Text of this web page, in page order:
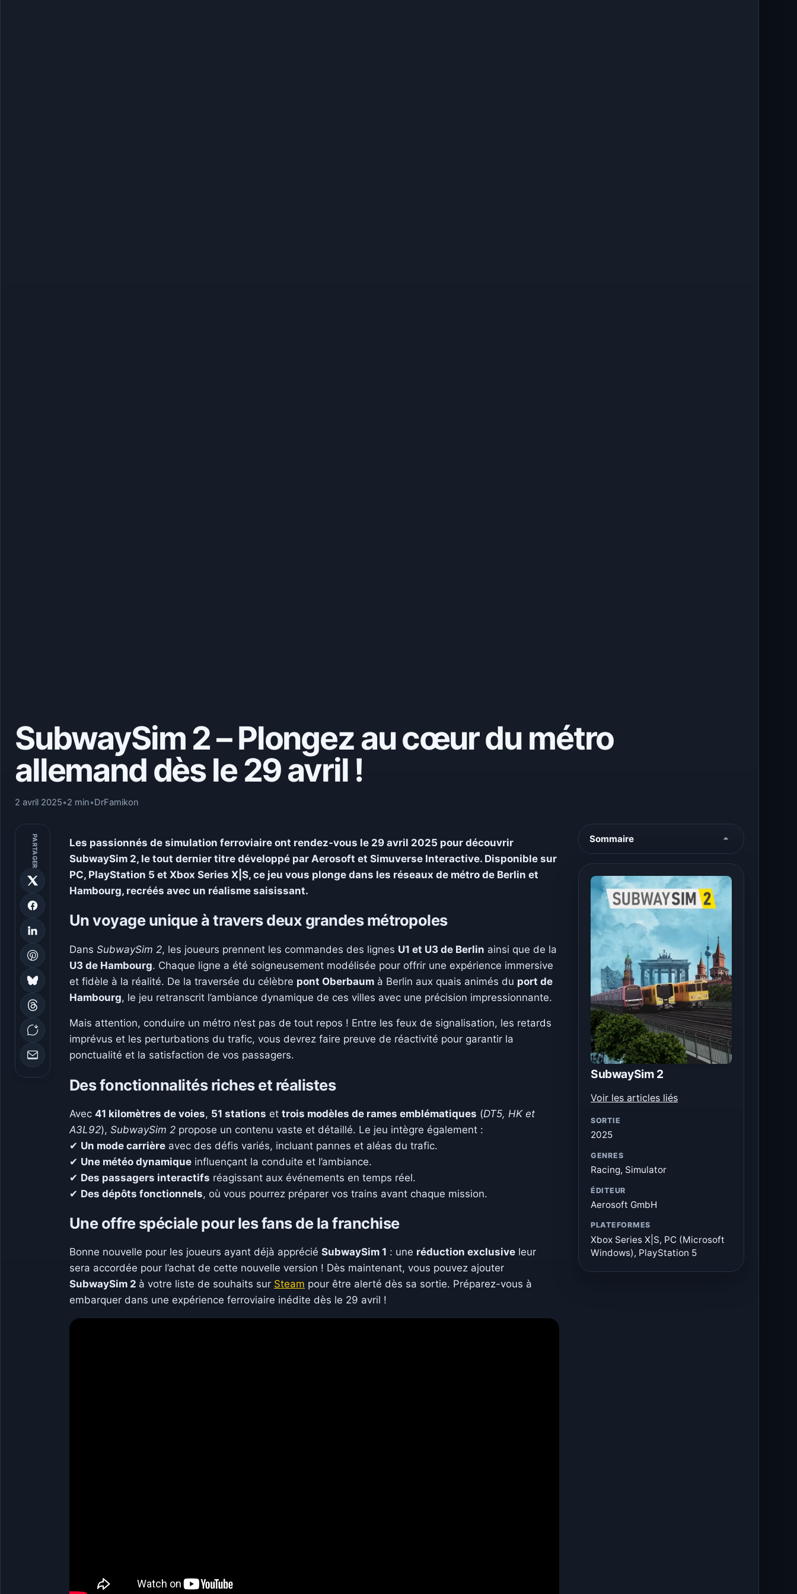
SubwaySim 2 – Plongez au cœur du métro
allemand dès le 29 avril !
2 avril 2025•2 min•DrFamikon
PARTAGER
Les passionnés de simulation ferroviaire ont rendez-vous le 29 avril 2025 pour découvrir
SubwaySim 2, le tout dernier titre développé par Aerosoft et Simuverse Interactive. Disponible sur
PC, PlayStation 5 et Xbox Series X|S, ce jeu vous plonge dans les réseaux de métro de Berlin et
Hambourg, recréés avec un réalisme saisissant.
Un voyage unique à travers deux grandes métropoles
Dans SubwaySim 2, les joueurs prennent les commandes des lignes U1 et U3 de Berlin ainsi que de la
U3 de Hambourg. Chaque ligne a été soigneusement modélisée pour offrir une expérience immersive
et fidèle à la réalité. De la traversée du célèbre pont Oberbaum à Berlin aux quais animés du port de
Hambourg, le jeu retranscrit l’ambiance dynamique de ces villes avec une précision impressionnante.
Mais attention, conduire un métro n’est pas de tout repos ! Entre les feux de signalisation, les retards
imprévus et les perturbations du trafic, vous devrez faire preuve de réactivité pour garantir la
ponctualité et la satisfaction de vos passagers.
Des fonctionnalités riches et réalistes
Avec 41 kilomètres de voies, 51 stations et trois modèles de rames emblématiques (DT5, HK et
A3L92), SubwaySim 2 propose un contenu vaste et détaillé. Le jeu intègre également :
✔ Un mode carrière avec des défis variés, incluant pannes et aléas du trafic.
✔ Une météo dynamique influençant la conduite et l’ambiance.
✔ Des passagers interactifs réagissant aux événements en temps réel.
✔ Des dépôts fonctionnels, où vous pourrez préparer vos trains avant chaque mission.
Une offre spéciale pour les fans de la franchise
Bonne nouvelle pour les joueurs ayant déjà apprécié SubwaySim 1 : une réduction exclusive leur
sera accordée pour l’achat de cette nouvelle version ! Dès maintenant, vous pouvez ajouter
SubwaySim 2 à votre liste de souhaits sur Steam pour être alerté dès sa sortie. Préparez-vous à
embarquer dans une expérience ferroviaire inédite dès le 29 avril !
Sommaire
SubwaySim 2
Voir les articles liés
SORTIE
2025
GENRES
Racing, Simulator
ÉDITEUR
Aerosoft GmbH
PLATEFORMES
Xbox Series X|S, PC (Microsoft
Windows), PlayStation 5